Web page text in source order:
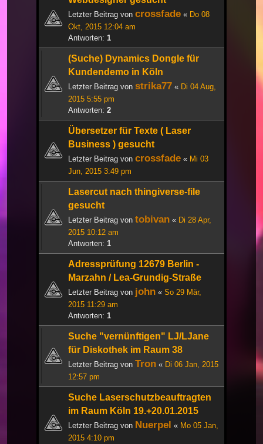
Letzter Beitrag von crossfade « Do 08
Okt, 2015 12:04 am
Antworten: 1
(Suche) Dynamics Dongle für
Kundendemo in Köln
Letzter Beitrag von strika77 « Di 04 Aug,
2015 5:55 pm
Antworten: 2
Übersetzer für Texte ( Laser
Business ) gesucht
Letzter Beitrag von crossfade « Mi 03
Jun, 2015 3:49 pm
Lasercut nach thingiverse-file
gesucht
Letzter Beitrag von tobivan « Di 28 Apr,
2015 10:12 am
Antworten: 1
Adressprüfung 12679 Berlin -
Marzahn / Lea-Grundig-Straße
Letzter Beitrag von john « So 29 Mär,
2015 11:29 am
Antworten: 1
Suche "vernünftigen" LJ/LJane
für Diskothek im Raum 38
Letzter Beitrag von Tron « Di 06 Jan, 2015
12:57 pm
Suche Laserschutzbeauftragten
im Raum Köln 19.+20.01.2015
Letzter Beitrag von Nuerpel « Mo 05 Jan,
2015 4:10 pm